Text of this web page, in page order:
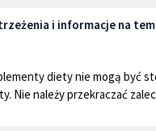
i informacje na
diety nie mogą być
Nie należy przekraczać